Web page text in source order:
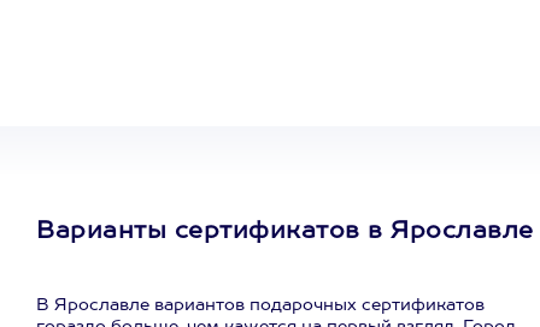
Варианты сертификатов в Ярославле
В Ярославле вариантов подарочных сертификатов